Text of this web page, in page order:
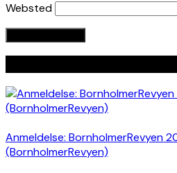
Websted
Anmeldelse: BornholmerRevyen
(BornholmerRevyen)